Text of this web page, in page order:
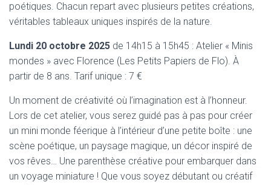
poétiques. Chacun repart avec plusieurs petites créations,
véritables tableaux uniques inspirés de la nature.
Lundi 20 octobre 2025 de 14h15 à 15h45 : Atelier « Minis
mondes » avec Florence (Les Petits Papiers de Flo). À
partir de 8 ans. Tarif unique : 7 €
Un moment de créativité où l’imagination est à l’honneur.
Lors de cet atelier, vous serez guidé pas à pas pour créer
un mini monde féerique à l’intérieur d’une petite boîte : une
scène poétique, un paysage magique, un décor inspiré de
vos rêves… Une parenthèse créative pour embarquer dans
un voyage miniature ! Que vous soyez débutant ou créatif